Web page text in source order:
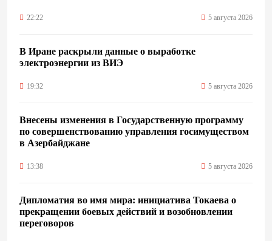
22:22 5 августа 2026
В Иране раскрыли данные о выработке
электроэнергии из ВИЭ
19:32 5 августа 2026
Внесены изменения в Государственную программу
по совершенствованию управления госимуществом
в Азербайджане
13:38 5 августа 2026
Дипломатия во имя мира: инициатива Токаева о
прекращении боевых действий и возобновлении
переговоров